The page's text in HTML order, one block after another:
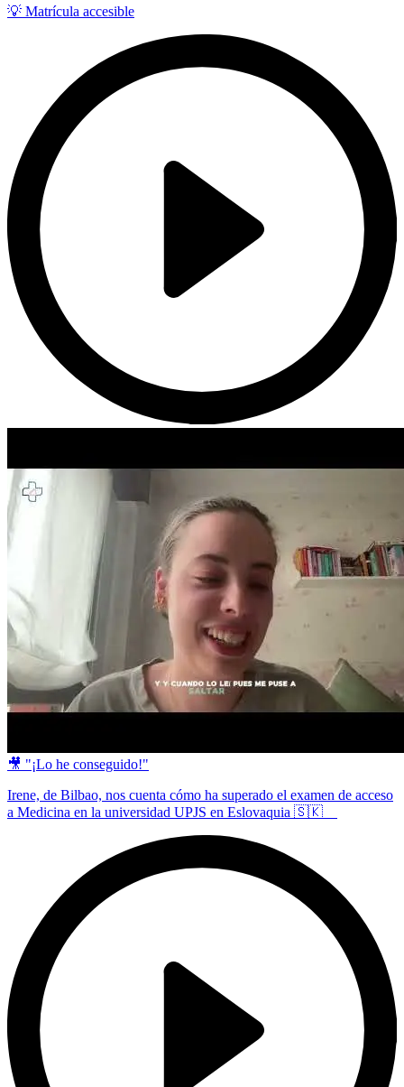
💡 Matrícula accesible
🎥 "¡Lo he conseguido!"
Irene, de Bilbao, nos cuenta cómo ha superado el examen de acceso
a Medicina en la universidad UPJS en Eslovaquia 🇸🇰 ⠀